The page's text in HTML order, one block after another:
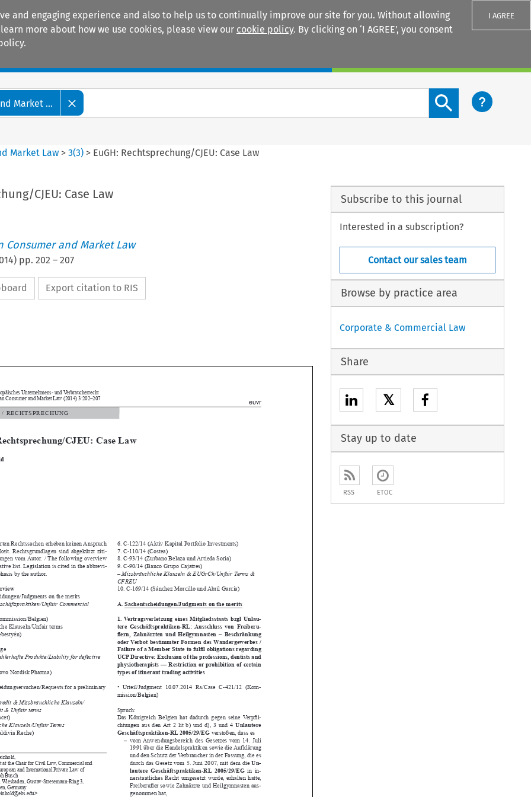
and engaging experience and also to help us to continually improve our site for you. Without allowing
more about how we use cookies, please view our cookie policy. By clicking on ‘I AGREE’, you consent
I AGREE
Market ...
Search content button
Market Law >3(3) > EuGH: Rechtsprechung/CJEU: Case Law
CJEU: Case Law
Consumer and Market Law
) pp. 202 – 207
Export citation to RIS
















































 



      
 






 





    

/   R E C H T S P R E C H U N G
CJEU: Case Law
euvr
Unternehmens- und Verbraucherrecht
Consumer and Market Law (2014) 3:202–207
at the Chair for Civil Law, Commercial and
and International Private Law of
Busch
Wiesbaden, Gustav-Stresemann-Ring 3,
Germany
Rechtssachen erheben keinen Anspruch
Rechtsgrundlagen  sind  abgekürzt  ziti-
vom Autor. / The following overview
list. Legislation is cited in the abbrevi-
by the author.
Judgments on the merits
Unfair Commercial
Belgien)
Klauseln/Unfair terms
Produkte/Liability for defective
Nordisk Pharma)
Requests for a preliminary
& Missbräuchliche Klauseln/
& Unfair terms
Klauseln/Unfair Terms
Reche)
6. C-122/14 (Aktiv Kapital Portfolio Investments)
7. C-110/14 (Costea)
8. C-93/14 (Zurbano Belaza und Artieda Soria)
9. C-90/14 (Banco Grupo Cajatres)
– Missbräuchliche Klauseln & EUGrCh/Unfair Terms &
CFREU
10. C-169/14 (Sánchez Morcillo und Abril García)
A. Sachentscheidungen/Judgments on the merits
1.  Vertragsverletzung  eines  Mitgliedsstaats  bzgl  Unlau-
tere  Geschäftspraktiken-RL:  Ausschluss  von  Freiberu-
flern,  Zahnärzten  und  Heilgymnasten  –  Beschränkung
oder Verbot  bestimmter  Formen  des Wandergewerbes  /
Failure of a Member State to fulfil obligations regarding
UCP Directive: Exclusion of the professions, dentists and
physiotherapists — Restriction or prohibition of certain
types of itinerant trading activities
• Urteil/Judgment  10.07.2014  Rs/Case  C-421/12  (Kom-
mission/Belgien)
Spruch:
Das    Königreich Belgien hat   dadurch gegen seine Verpfli-
chtungen  aus  den  Art  2  lit  b)  und  d),  3  und  4 Unlautere
Geschäftspraktiken-RL 2005/29/EG verstoßen, dass es
–      vom  Anwendungsbereich  des  Gesetzes  vom  14. Juli
1991 über die Handelspraktiken sowie die Aufklärung
und den Schutz der Verbraucher in der Fassung, die es
durch das Gesetz vom 5. Juni 2007, mit dem die
Un-
lautere  Geschäftspraktiken-RL  2005/29/EG
  in  in-
nerstaatliches  Recht  umgesetzt  wurde,  erhalten  hatte,
Freiberufler sowie Zahnärzte und    Heilgymnasten
aus-
genommen hat,
Subscribe to this journal
Interested in a subscription?
Contact our sales team
Browse by practice area
Corporate & Commercial Law
Share
𝕏
Stay up to date
RSS ETOC